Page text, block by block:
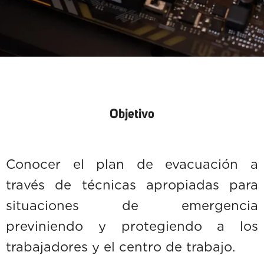
Objetivo
Conocer el plan de evacuación a
través de técnicas apropiadas para
situaciones de emergencia
previniendo y protegiendo a los
trabajadores y el centro de trabajo.